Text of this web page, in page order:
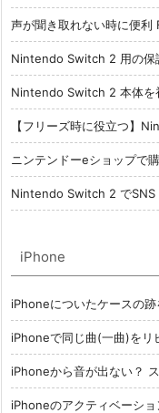
声が聞き取れない時に便
Nintendo Switch 2 用の保
Nintendo Switch 2 本体を
【フリーズ時に役立つ】
ニンテンドーeショップで
Nintendo Switch 2 でSNS
iPhone
iPhoneについたケースの跡
iPhoneで同じ曲(一曲)をリ
iPhoneから音が出ない？
iPhoneのアクティベーシ